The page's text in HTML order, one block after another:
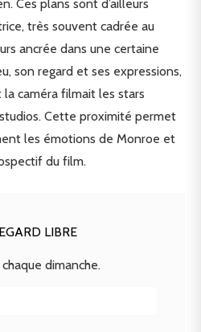
Ces plans sont d’ailleurs
très souvent cadrée au
ancrée dans une certaine
son regard et ses expressions,
caméra filmait les stars
studios. Cette proximité permet
les émotions de Monroe et
du film.
LIBRE
dimanche.